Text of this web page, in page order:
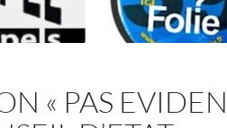
« PAS